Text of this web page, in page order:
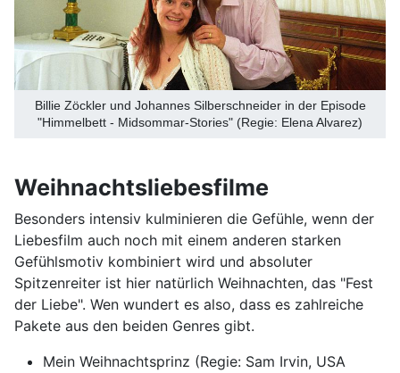
Billie Zöckler und Johannes Silberschneider in der Episode
"Himmelbett - Midsommar-Stories" (Regie: Elena Alvarez)
Weihnachtsliebesfilme
Besonders intensiv kulminieren die Gefühle, wenn der
Liebesfilm auch noch mit einem anderen starken
Gefühlsmotiv kombiniert wird und absoluter
Spitzenreiter ist hier natürlich Weihnachten, das "Fest
der Liebe". Wen wundert es also, dass es zahlreiche
Pakete aus den beiden Genres gibt.
Mein Weihnachtsprinz (Regie: Sam Irvin, USA